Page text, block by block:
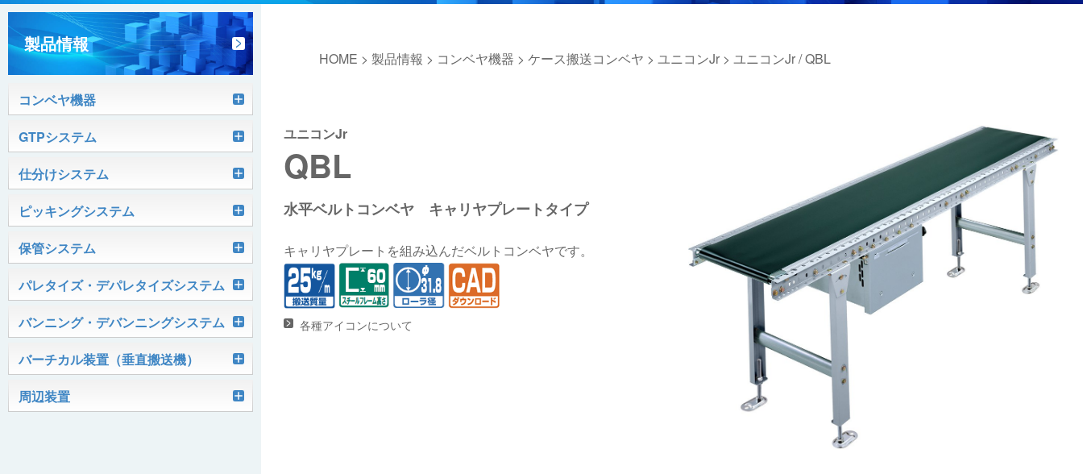
ヒント集
製品情報
コンベヤ機器
軽搬送コンベヤ
ベルコンミニ
ファインコンベヤ
マグネット駆動コンベヤ
ジャブコン®
プラスチックベルトコンベヤ
オークラ キャリーライン®
ケース搬送コンベヤ
ユニコンV
ユニコンJr
クールコンベヤ®Ⅱ
チェーン駆動ローラコンベヤ
チェーン駆動ローラ単体
パレットコンベヤ
グラビティコンベヤ
ローラコンベヤ
ホイールコンベヤ
フリーカーブコンベヤ
モータローラ＆コンベヤ
モータローラ単体
モータローラコンベヤ
マテハン機器
オークラホッパー
ポータブルクレーン
OKベルコン（スタンダードタイプ）
生産終了品
GTPシステム
Skypod®（スカイポッド）
AGVシステム
OKURUN® /TW300
仕分けシステム
ユニソーター
ハイスピードソーター
ディスクソーター
アングルソーター
クロスベルトソーター（汎用タイプ）
ピッキングシステム
PTIシステム
ピカトルシリーズ
HASS（ハズ）シリーズ
ピックティーチャシステム
バラピッキングロボットシステム
保管システム
Quick Shuttle®
パレタイズ・デパレタイズシステム
ロボットパレタイザ
ロボットパレタイザAi1800Ⅱ-C
ロボットパレタイザAi1800Ⅱ
ビジョンパレタイズシステム
ビジョンデパレタイズシステム
バンニング・デバンニングシステム
トラックローダ「TL-2P」
伸縮ベルトコンベヤ
バーチカル装置（垂直搬送機）
ミニパーフェ® / VCS-Z
周辺装置
HOME > 製品情報 > コンベヤ機器 > ケース搬送コンベヤ > ユニコンJr > ユニコンJr / QBL
ユニコンJr
QBL
水平ベルトコンベヤ キャリヤプレートタイプ
キャリヤプレートを組み込んだベルトコンベヤです。
各種アイコンについて